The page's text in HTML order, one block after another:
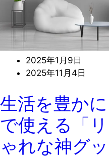
2025年1月9日
2025年11月4日
生活を豊か
で使える「
ゃれな神グ